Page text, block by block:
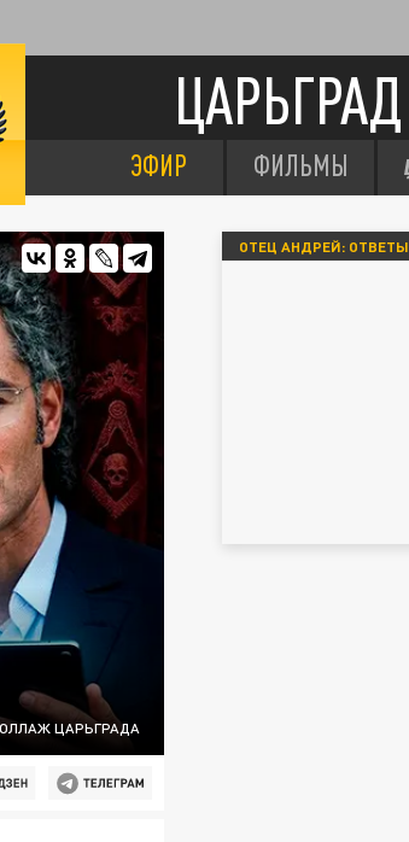
ЦАРЬГРАД
ЭФИР ФИЛЬМЫ
ЦАРЬГРАДА
ОТЕЦ АНДРЕЙ: ОТВЕТЫ